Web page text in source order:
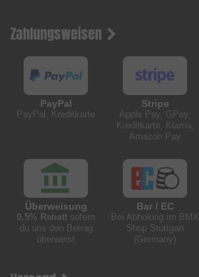
Zahlungsweisen
PayPal
PayPal, Kreditkarte
Stripe
Apple Pay, GPay,
Kreditkarte, Klarna,
Amazon Pay
Überweisung
0,5% Rabatt sofern
du uns den Betrag
überweist
Bar / EC
Bei Abholung im BMX
Shop Stuttgart
(Germany)